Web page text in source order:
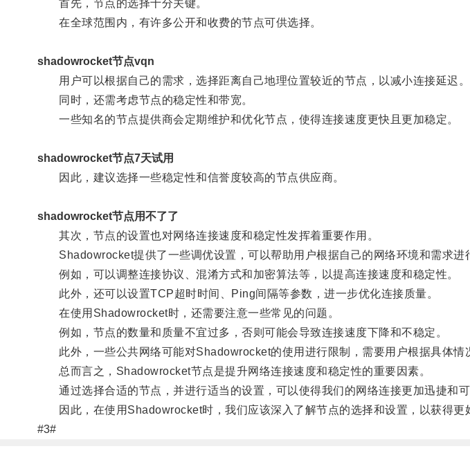
首先，节点的选择十分关键。
在全球范围内，有许多公开和收费的节点可供选择。
shadowrocket节点vqn
用户可以根据自己的需求，选择距离自己地理位置较近的节点，以减小连接延迟。
同时，还需考虑节点的稳定性和带宽。
一些知名的节点提供商会定期维护和优化节点，使得连接速度更快且更加稳定。
shadowrocket节点7天试用
因此，建议选择一些稳定性和信誉度较高的节点供应商。
shadowrocket节点用不了了
其次，节点的设置也对网络连接速度和稳定性发挥着重要作用。
Shadowrocket提供了一些调优设置，可以帮助用户根据自己的网络环境和需求进
例如，可以调整连接协议、混淆方式和加密算法等，以提高连接速度和稳定性。
此外，还可以设置TCP超时时间、Ping间隔等参数，进一步优化连接质量。
在使用Shadowrocket时，还需要注意一些常见的问题。
例如，节点的数量和质量不宜过多，否则可能会导致连接速度下降和不稳定。
此外，一些公共网络可能对Shadowrocket的使用进行限制，需要用户根据具体情
总而言之，Shadowrocket节点是提升网络连接速度和稳定性的重要因素。
通过选择合适的节点，并进行适当的设置，可以使得我们的网络连接更加迅捷和可
因此，在使用Shadowrocket时，我们应该深入了解节点的选择和设置，以获得更
#3#